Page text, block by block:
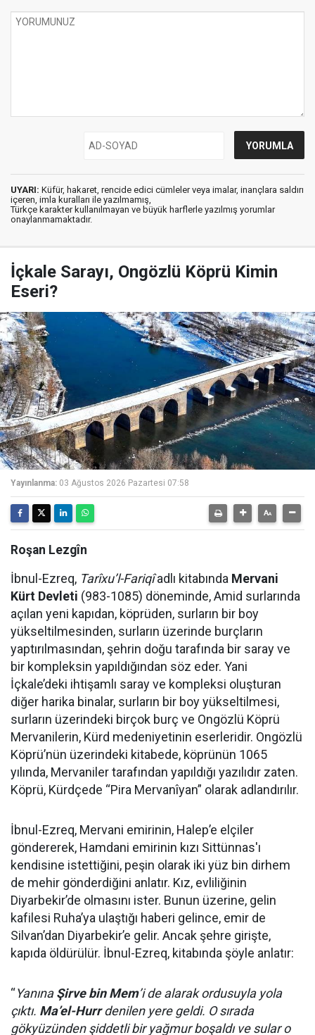
UYARI: Küfür, hakaret, rencide edici cümleler veya imalar, inançlara saldırı
içeren, imla kuralları ile yazılmamış,
Türkçe karakter kullanılmayan ve büyük harflerle yazılmış yorumlar
onaylanmamaktadır.
İçkale Sarayı, Ongözlü Köprü Kimin
Eseri?
Yayınlanma: 03 Ağustos 2026 Pazartesi 07:58
Roşan Lezgîn
İbnul-Ezreq, Tarîxu’l-Fariqîadlı kitabında Mervani
Kürt Devleti (983-1085) döneminde, Amid surlarında
açılan yeni kapıdan, köprüden, surların bir boy
yükseltilmesinden, surların üzerinde burçların
yaptırılmasından, şehrin doğu tarafında bir saray ve
bir kompleksin yapıldığından söz eder. Yani
İçkale’deki ihtişamlı saray ve kompleksi oluşturan
diğer harika binalar, surların bir boy yükseltilmesi,
surların üzerindeki birçok burç ve Ongözlü Köprü
Mervanilerin, Kürd medeniyetinin eserleridir. Ongözlü
Köprü’nün üzerindeki kitabede, köprünün 1065
yılında, Mervaniler tarafından yapıldığı yazılıdır zaten.
Köprü, Kürdçede “Pira Mervanîyan” olarak adlandırılır.
İbnul-Ezreq, Mervani emirinin, Halep’e elçiler
göndererek, Hamdani emirinin kızı Sittünnas'ı
kendisine istettiğini, peşin olarak iki yüz bin dirhem
de mehir gönderdiğini anlatır. Kız, evliliğinin
Diyarbekir’de olmasını ister. Bunun üzerine, gelin
kafilesi Ruha’ya ulaştığı haberi gelince, emir de
Silvan’dan Diyarbekir’e gelir. Ancak şehre girişte,
kapıda öldürülür. İbnul-Ezreq, kitabında şöyle anlatır:
“YanınaŞirve bin Mem’i de alarak ordusuyla yola
çıktı. Ma’el-Hurrdenilen yere geldi. O sırada
gökyüzünden şiddetli bir yağmur boşaldı ve sular o